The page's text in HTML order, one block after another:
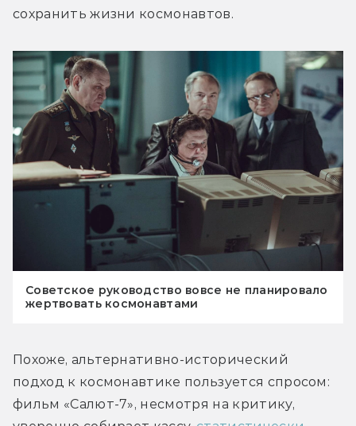
сохранить жизни космонавтов.
Советское руководство вовсе не планировало
жертвовать космонавтами
Похоже, альтернативно-исторический
подход к космонавтике пользуется спросом:
фильм «Салют-7», несмотря на критику,